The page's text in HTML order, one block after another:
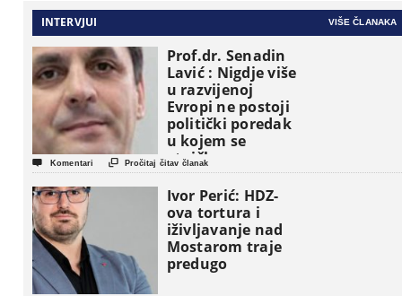
INTERVJUI VIŠE ČLANAKA
Prof.dr. Senadin
Lavić : Nigdje više
u razvijenoj
Evropi ne postoji
politički poredak
u kojem se
etničke grupe
pojavljuju kao
osnovne
političke jedinice
 Komentari  Pročitaj čitav članak
Ivor Perić: HDZ-
ova tortura i
iživljavanje nad
Mostarom traje
predugo